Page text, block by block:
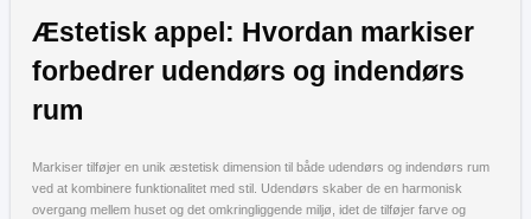
Æstetisk appel: Hvordan markiser
forbedrer udendørs og indendørs
rum
Markiser tilføjer en unik æstetisk dimension til både udendørs og indendørs rum
ved at kombinere funktionalitet med stil. Udendørs skaber de en harmonisk
overgang mellem huset og det omkringliggende miljø, idet de tilføjer farve og